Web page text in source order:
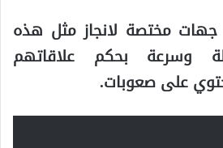
مختصة لانجاز مثل هذه
وسرعة بحكم علاقاتهم
على صعوبات.